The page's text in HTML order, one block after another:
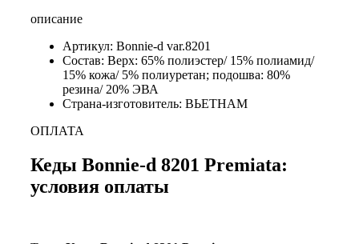
описание
Артикул: Bonnie-d var.8201
Состав: Верх: 65% полиэстер/ 15% полиамид/
15% кожа/ 5% полиуретан; подошва: 80%
резина/ 20% ЭВА
Страна-изготовитель: ВЬЕТНАМ
ОПЛАТА
Кеды Bonnie-d 8201 Premiata:
условия оплаты